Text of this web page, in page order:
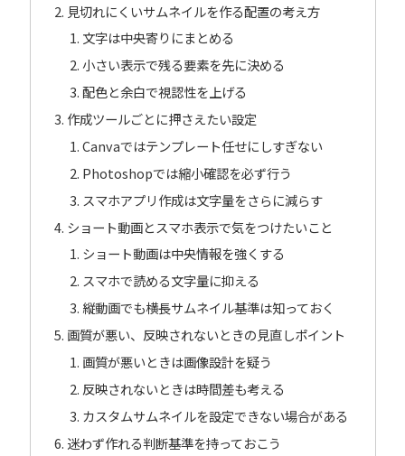
見切れにくいサムネイルを作る配置の考え方
文字は中央寄りにまとめる
小さい表示で残る要素を先に決める
配色と余白で視認性を上げる
作成ツールごとに押さえたい設定
Canvaではテンプレート任せにしすぎない
Photoshopでは縮小確認を必ず行う
スマホアプリ作成は文字量をさらに減らす
ショート動画とスマホ表示で気をつけたいこと
ショート動画は中央情報を強くする
スマホで読める文字量に抑える
縦動画でも横長サムネイル基準は知っておく
画質が悪い、反映されないときの見直しポイント
画質が悪いときは画像設計を疑う
反映されないときは時間差も考える
カスタムサムネイルを設定できない場合がある
迷わず作れる判断基準を持っておこう